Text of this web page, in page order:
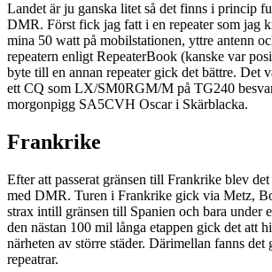
Landet är ju ganska litet så det finns i princip
DMR. Först fick jag fatt i en repeater som jag
mina 50 watt på mobilstationen, yttre antenn
repeatern enligt RepeaterBook (kanske var
byte till en annan repeater gick det bättre. Det
ett CQ som LX/SM0RGM/M på TG240
morgonpigg SA5CVH Oscar i Skärblacka.
Frankrike
Efter att passerat gränsen till Frankrike blev
med DMR. Turen i Frankrike gick via Metz,
strax intill gränsen till Spanien och bara under
den nästan 100 mil långa etappen gick det att
närheten av större städer. Därimellan fanns
repeatrar.